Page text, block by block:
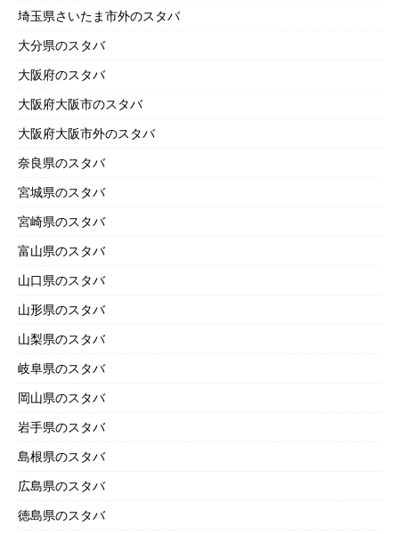
埼玉県さいたま市外のスタバ
大分県のスタバ
大阪府のスタバ
大阪府大阪市のスタバ
大阪府大阪市外のスタバ
奈良県のスタバ
宮城県のスタバ
宮崎県のスタバ
富山県のスタバ
山口県のスタバ
山形県のスタバ
山梨県のスタバ
岐阜県のスタバ
岡山県のスタバ
岩手県のスタバ
島根県のスタバ
広島県のスタバ
徳島県のスタバ